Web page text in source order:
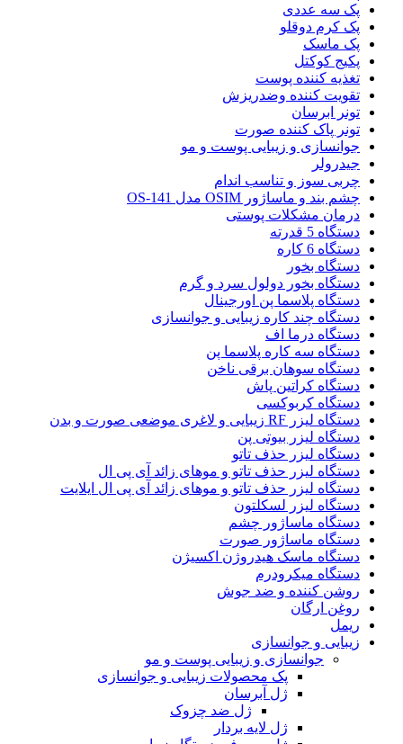
پک سه عددی
پک کرم دوقلو
پک ماسک
پکیج کوکتل
تغذیه کننده پوست
تقویت کننده وضدریزش
تونر ابرسان
تونر پاک کننده صورت
جوانسازی و زیبایی پوست و مو
جیدرولر
چربی سوز و تناسب اندام
چشم بند و ماساژور OSIM مدل OS-141
درمان مشکلات پوستی
دستگاه 5 قدرته
دستگاه 6 کاره
دستگاه بخور
دستگاه بخور دولول سرد و گرم
دستگاه پلاسما پن اورجینال
دستگاه چند کاره زیبایی و جوانسازی
دستگاه درما اف
دستگاه سه کاره پلاسما پن
دستگاه سوهان برقی ناخن
دستگاه کراتین پاش
دستگاه کربوکسی
دستگاه لیزر RF زیبایی و لاغری موضعی صورت و بدن
دستگاه لیزر بیوتی پن
دستگاه لیزر حذف تاتو
دستگاه لیزر حذف تاتو و موهای زائد آی پی ال
دستگاه لیزر حذف تاتو و موهای زائد آی پی ال ایلایت
دستگاه لیزر لسکلتون
دستگاه ماساژور چشم
دستگاه ماساژور صورت
دستگاه ماسک هیدروژن اکسیژن
دستگاه میکرودرم
روشن کننده و ضد جوش
روغن ارگان
ریمل
زیبایی و جوانسازی
جوانسازی و زیبایی پوست و مو
پک محصولات زیبایی و جوانسازی
ژل آبرسان
ژل ضد چزوک
ژل لایه بردار